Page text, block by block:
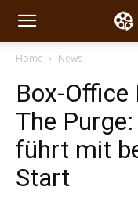
Home News
Box-
The
führt mit
Start